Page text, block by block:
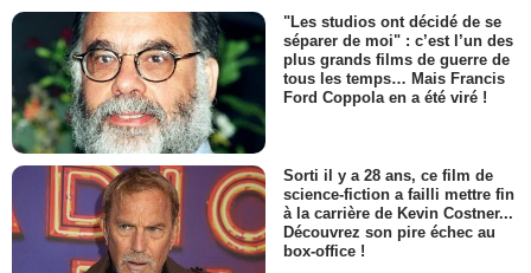
"Les studios ont décidé de se
séparer de moi" : c’est l’un des
plus grands films de guerre de
tous les temps… Mais Francis
Ford Coppola en a été viré !
Sorti il y a 28 ans, ce film de
science-fiction a failli mettre fin
à la carrière de Kevin Costner...
Découvrez son pire échec au
box-office !